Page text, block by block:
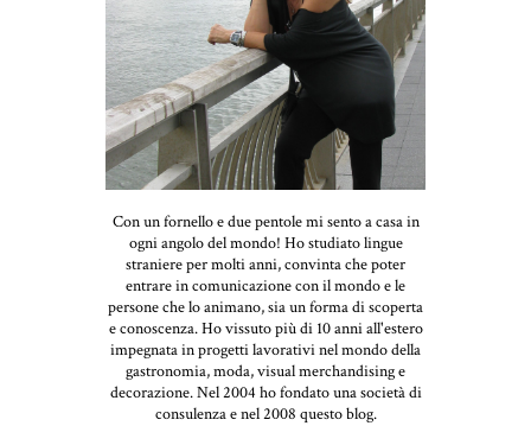
Con un fornello e due pentole mi sento a casa in
ogni angolo del mondo! Ho studiato lingue
straniere per molti anni, convinta che poter
entrare in comunicazione con il mondo e le
persone che lo animano, sia un forma di scoperta
e conoscenza. Ho vissuto più di 10 anni all'estero
impegnata in progetti lavorativi nel mondo della
gastronomia, moda, visual merchandising e
decorazione. Nel 2004 ho fondato una società di
consulenza e nel 2008 questo blog.